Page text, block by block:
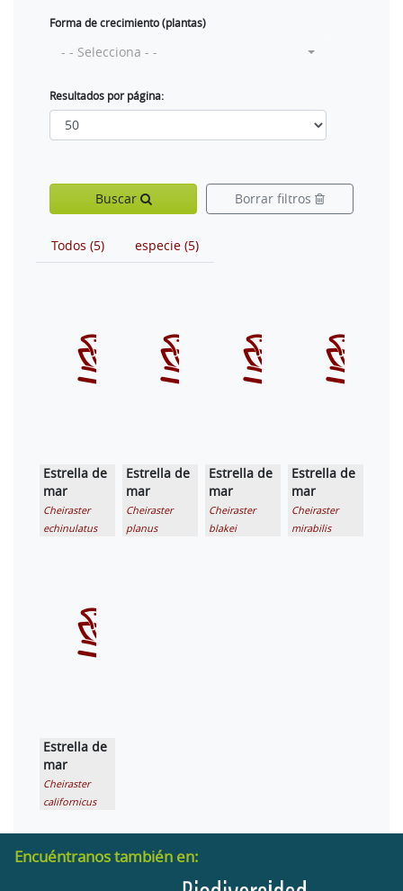
Forma de crecimiento (plantas)
- - Selecciona - -
Resultados por página:
Buscar Borrar filtros
Todos (5) especie (5)
Estrella de
mar
Cheiraster
echinulatus
Estrella de
mar
Cheiraster
planus
Estrella de
mar
Cheiraster
blakei
Estrella de
mar
Cheiraster
mirabilis
Estrella de
mar
Cheiraster
californicus
Encuéntranos también en: